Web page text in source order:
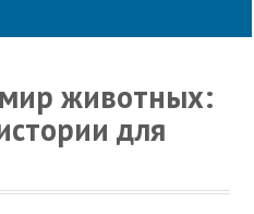
животных:
для